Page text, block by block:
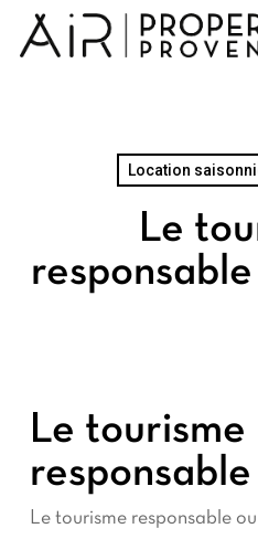
Location
Le
responsable
Le tourisme
responsable
Le tourisme responsable